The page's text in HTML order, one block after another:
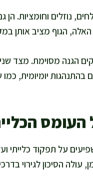
נוזלים וחומציות.
הגוף מציב אותן
הגנה מסוימת. מצד
בהתנהגות יומיומית,
על תפקוד
הסיכון לגירוי